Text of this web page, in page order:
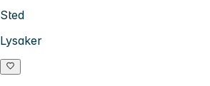
Sted
Lysaker